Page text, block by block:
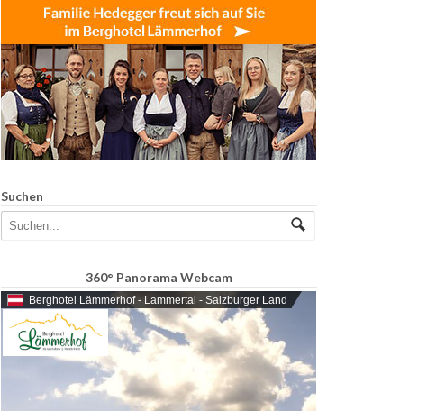
Suchen
360° Panorama Webcam
Berghotel Lämmerhof - Lammertal - Salzburger Land